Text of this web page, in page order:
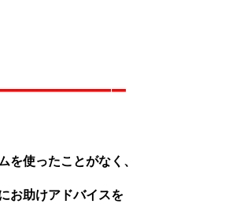
を使ったことがなく、
お助けアドバイスを